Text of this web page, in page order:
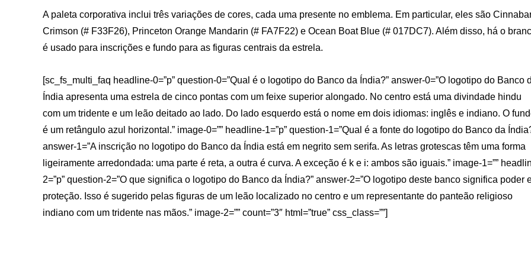
A paleta corporativa inclui três variações de cores, cada uma presente no emblema. Em particular, eles são
Crimson (# F33F26), Princeton Orange Mandarin (# FA7F22) e Ocean Boat Blue (# 017DC7). Além disso, há o
é usado para inscrições e fundo para as figuras centrais da estrela.
[sc_fs_multi_faq headline-0=”p” question-0=”Qual é o logotipo do Banco da Índia?” answer-0=”O logotipo do Banco
Índia apresenta uma estrela de cinco pontas com um feixe superior alongado. No centro está uma divindade hindu
com um tridente e um leão deitado ao lado. Do lado esquerdo está o nome em dois idiomas: inglês e indiano. O
é um retângulo azul horizontal.” image-0=”” headline-1=”p” question-1=”Qual é a fonte do logotipo do Banco da
answer-1=”A inscrição no logotipo do Banco da Índia está em negrito sem serifa. As letras grotescas têm uma forma
ligeiramente arredondada: uma parte é reta, a outra é curva. A exceção é k e i: ambos são iguais.” image-1=””
2=”p” question-2=”O que significa o logotipo do Banco da Índia?” answer-2=”O logotipo deste banco significa poder
proteção. Isso é sugerido pelas figuras de um leão localizado no centro e um representante do panteão religioso
indiano com um tridente nas mãos.” image-2=”” count=”3″ html=”true” css_class=””]